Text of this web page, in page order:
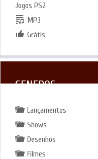
Jogos PS2
MP3
Grátis
GENEROS
Lançamentos
Shows
Desenhos
Filmes